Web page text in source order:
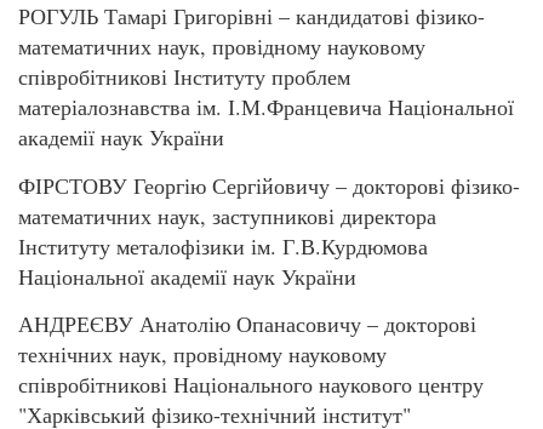
РОГУЛЬ Тамарі Григорівні – кандидатові фізико-
математичних наук, провідному науковому
співробітникові Інституту проблем
матеріалознавства ім. І.М.Францевича Національної
академії наук України
ФІРСТОВУ Георгію Сергійовичу – докторові фізико-
математичних наук, заступникові директора
Інституту металофізики ім. Г.В.Курдюмова
Національної академії наук України
АНДРЕЄВУ Анатолію Опанасовичу – докторові
технічних наук, провідному науковому
співробітникові Національного наукового центру
"Харківський фізико-технічний інститут"